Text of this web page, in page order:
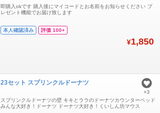
即購入okです 購入後にマイコードとお名前をお知らせください プ
レゼント機能でお届け致します
本人確認済み 評価 100+
¥1,850
23セット スプリンクルドーナツ
スプリンクルドーナツの壁 キキとララのドーナツカウンターベッド
みんな大好き！ドーナツ ドーナツ大好き！くいしん坊マウス
×3